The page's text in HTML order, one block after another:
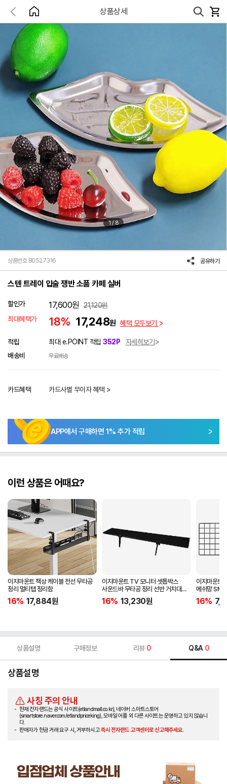
상품상세
1/ 8
상품번호 B0527316 공유하기
스텐 트레이 입술 쟁반 소품 카페 실버
할인가 17,600원 21,120원
최대혜택가
18% 17,248원 혜택 모두보기
적립 최대 e.POINT 적립 352P
자세히보기
배송비
무료배송
카드혜택 카드사별 무이자 혜택 >
APP에서 구매하면 1% 추가 적립
이런 상품은 어때요?
이지마운트 책상 케이블 전선 무타공
정리 멀티탭 정리함
16% 17,884원
이지마운트 TV 모니터 셋톱박스
사운드바 무타공 정리 선반 거치대
FS-900
16% 13,230원
이지마운트
메쉬망
16%
상품설명 구매정보 리뷰 0 Q&A 0
상품설명
사칭 주의 안내
현재 전자랜드는 공식 사이트(etlandmall.co.kr), 네이버 스마트스토어
(smartstore.naver.com/etlandpriceking), 모바일 어플 외 다른 사이트는 운영하고 있지 않습니
다.
판매자가 현금 거래 요구 시, 거부하시고즉시 전자랜드 고객센터로 신고해주세요.